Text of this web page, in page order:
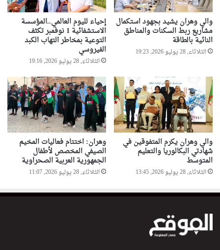
والي وهران يشيد بجهود استكمال
مشاريع ربط السكنات والمناطق
النائية بالطاقة
الثلاثاء, 28 يوليو 2026, 19:23
إحياء لليوم العالمي..المؤسسة
الاستشفائية 1 نوفمبر تكثف
التوعية بمخاطر التهاب الكبد
الفيروسي
الثلاثاء, 28 يوليو 2026, 19:16
والي وهران يكرم المتفوقين في
شهادتي البكالوريا والتعليم
المتوسط
الثلاثاء, 28 يوليو 2026, 13:45
وهران: اختتام فعاليات المخيم
الصيفي المخصص لأطفال
الجمهورية العربية الصحراوية
الثلاثاء, 28 يوليو 2026, 11:07